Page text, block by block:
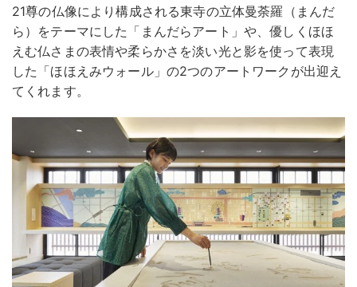
21尊の仏像により構成される東寺の立体曼荼羅（まんだ
ら）をテーマにした「まんだらアート」や、優しくほほ
えむ仏さまの表情や柔らかさを淡い光と影を使って表現
した「ほほえみウォール」の2つのアートワークが出迎え
てくれます。